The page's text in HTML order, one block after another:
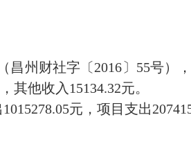
州财社字〔2016〕55号）
其他收入15134.32元。
元，项目支出